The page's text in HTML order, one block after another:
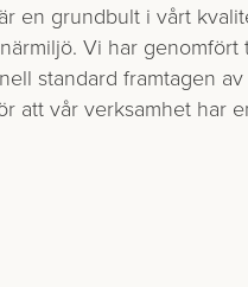
en grundbult i vårt
Vi har genomfört
standard framtagen
att vår verksamhet har